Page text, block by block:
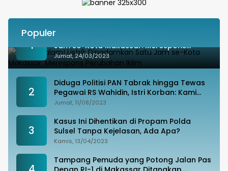
Populer
1
Besok Malam! Listrik Dipadamkan Satu
Jam se-Kota Makassar: Merespons
Perubahan Iklim
Jumat, 24/03/2023
2
Diduga Politisi PAN Tabrak hingga Tewas
Pegawai RS Wahidin, Istri Korban: Kami
Tak Terima
Jumat, 11/08/2023
3
Kasus Ini Dihentikan di Propam Polda
Sulsel Tanpa Kejelasan, Ada Apa?
Kamis, 13/04/2023
Tampang Pemuda yang Potong Jalan Pas